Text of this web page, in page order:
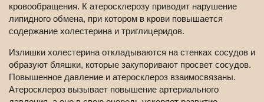
кровообращения. К атеросклерозу приводит нарушение
липидного обмена, при котором в крови повышается
содержание холестерина и триглицеридов.
Излишки холестерина откладываются на стенках сосудов и
образуют бляшки, которые закупоривают просвет сосудов.
Повышенное давление и атеросклероз взаимосвязаны.
Атеросклероз вызывает повышение артериального